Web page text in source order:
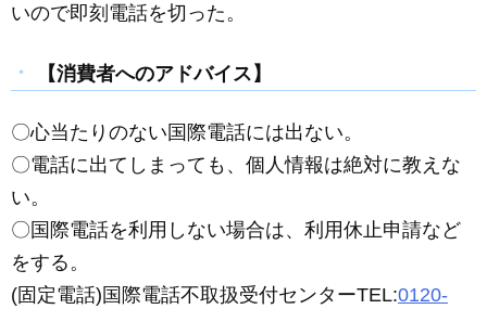
いので即刻電話を切った。
【消費者へのアドバイス】
〇心当たりのない国際電話には出ない。
〇電話に出てしまっても、個人情報は絶対に教えな
い。
〇国際電話を利用しない場合は、利用休止申請など
をする。
(固定電話)国際電話不取扱受付センターTEL:0120-